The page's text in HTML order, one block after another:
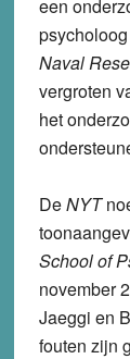
een
Naval
vergroten
het
DeNYT
School of
november
Jaeggi en
fouten zijn